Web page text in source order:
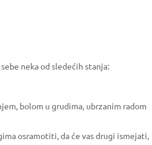
neka od sledećih stanja:
bolom u grudima, ubrzanim radom
osramotiti, da će vas drugi ismejati,